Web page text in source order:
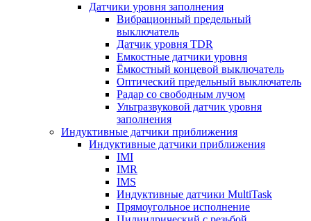
Датчики уровня заполнения
Вибрационный предельный
выключатель
Датчик уровня TDR
Емкостные датчики уровня
Ёмкостный концевой выключатель
Оптический предельный выключатель
Радар со свободным лучом
Ультразвуковой датчик уровня
заполнения
Индуктивные датчики приближения
Индуктивные датчики приближения
IMI
IMR
IMS
Индуктивные датчики MultiTask
Прямоугольное исполнение